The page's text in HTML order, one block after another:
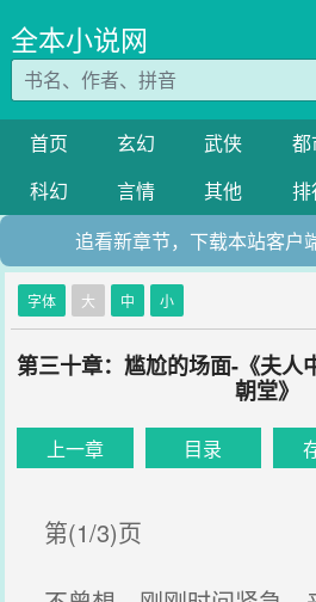
全本小说网
首页 玄幻 武侠 都
科幻
言情 其他 排
追看新章节，下载本站客户
字体 大 中 小
第三十章：尴尬的场面-《夫人
朝堂》
上一章 目录
第(1/3)页